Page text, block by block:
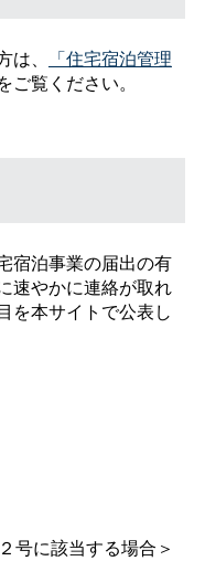
、
「住宅宿泊管理
ご覧ください。
宿泊事業の届出の有
速やかに連絡が取れ
を本サイトで公表し
号に該当する場合＞